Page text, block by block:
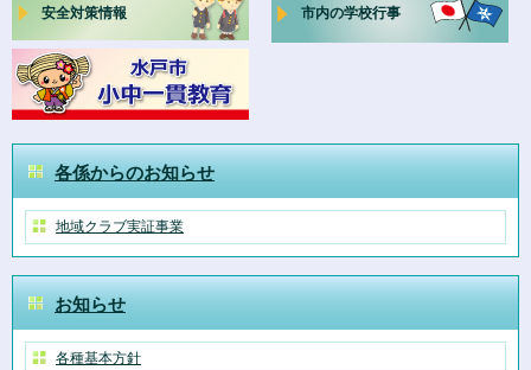
安全対策情報 市内の学校行事
各係からのお知らせ
地域クラブ実証事業
お知らせ
各種基本方針